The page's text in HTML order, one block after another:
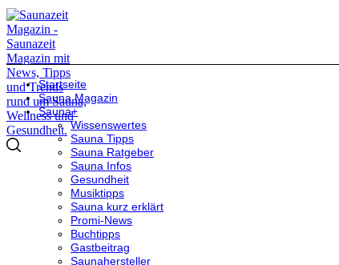
Startseite
Sauna Magazin
Sauna+
Wissenswertes
Sauna Tipps
Sauna Ratgeber
Sauna Infos
Gesundheit
Musiktipps
Sauna kurz erklärt
Promi-News
Buchtipps
Gastbeitrag
Saunahersteller